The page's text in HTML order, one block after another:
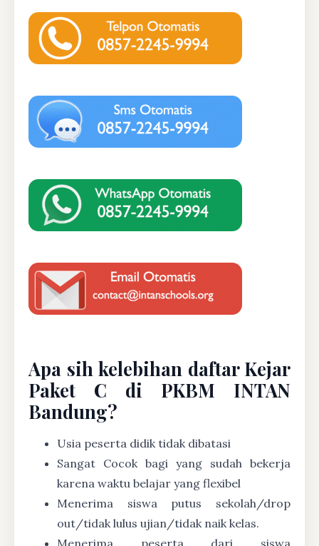
Apa sih kelebihan daftar Kejar
Paket C di PKBM INTAN
Bandung?
Usia peserta didik tidak dibatasi
Sangat Cocok bagi yang sudah bekerja
karena waktu belajar yang flexibel
Menerima siswa putus sekolah/drop
out/tidak lulus ujian/tidak naik kelas.
Menerima peserta dari siswa